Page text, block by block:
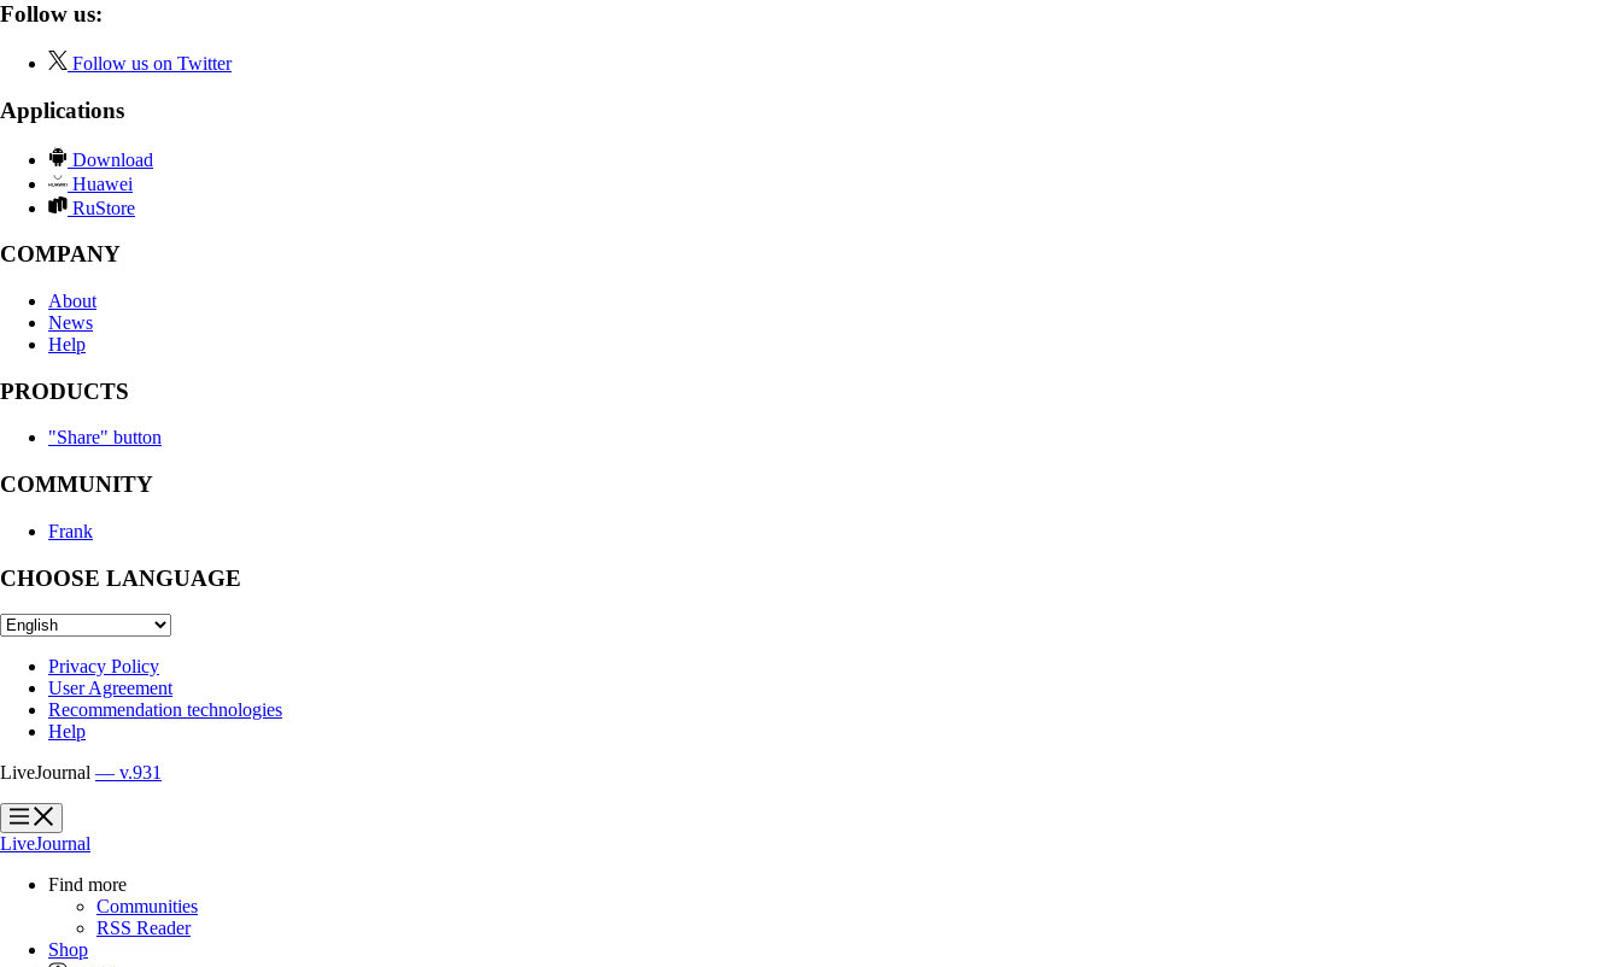
Follow us:
Follow us on Twitter
Applications
Download
Huawei
RuStore
COMPANY
About
News
Help
PRODUCTS
"Share" button
COMMUNITY
Frank
CHOOSE LANGUAGE
Privacy Policy
User Agreement
Recommendation technologies
Help
LiveJournal — v.931
?
?
LiveJournal
Find more
Communities
RSS Reader
Shop